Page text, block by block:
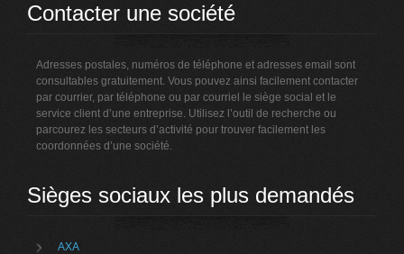
Contacter une société
Adresses postales, numéros de téléphone et adresses email sont
consultables gratuitement. Vous pouvez ainsi facilement contacter
par courrier, par téléphone ou par courriel le siège social et le
service client d’une entreprise. Utilisez l’outil de recherche ou
parcourez les secteurs d’activité pour trouver facilement les
coordonnées d’une société.
Sièges sociaux les plus demandés
AXA